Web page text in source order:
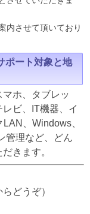
内させて頂いており
ポート対象と地
マホ、タブレッ
ビ、IT機器、イ
、Windows、
管理など、どん
きます。
どうぞ）